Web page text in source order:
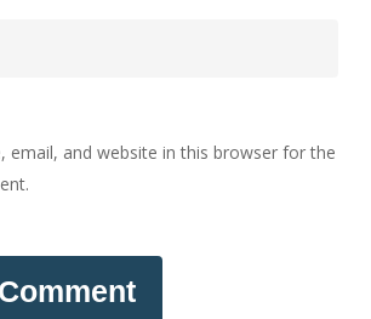
email, and website in this browser for the